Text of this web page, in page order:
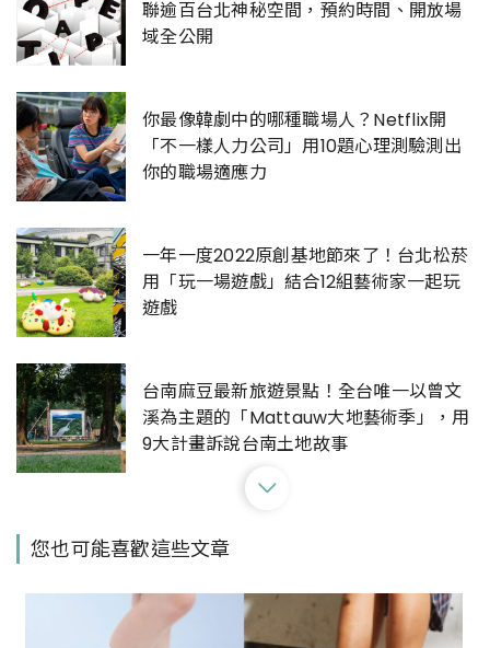
聯逾百台北神秘空間，預約時間、開放場
域全公開
你最像韓劇中的哪種職場人？Netflix開
「不一樣人力公司」用10題心理測驗測出
你的職場適應力
一年一度2022原創基地節來了！台北松菸
用「玩一場遊戲」結合12組藝術家一起玩
遊戲
台南麻豆最新旅遊景點！全台唯一以曾文
溪為主題的「Mattauw大地藝術季」，用
9大計畫訴說台南土地故事
翻南美館，還有蘇打綠阿福策展主題曲讓
您也可能喜歡這些文章